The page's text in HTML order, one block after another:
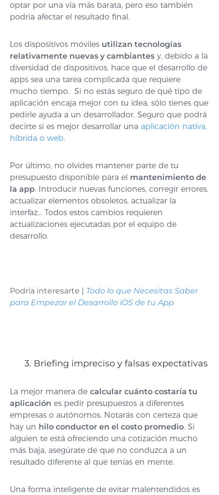
optar por una vía más barata, pero eso también
podría afectar el resultado final.
Los dispositivos móviles utilizan tecnologías
relativamente nuevas y cambiantes y, debido a la
diversidad de dispositivos, hace que el desarrollo de
apps sea una tarea complicada que requiere
mucho tiempo. Si no estás seguro de qué tipo de
aplicación encaja mejor con tu idea, sólo tienes que
pedirle ayuda a un desarrollador. Seguro que podrá
decirte si es mejor desarrollar una aplicación nativa,
híbrida o web.
Por último, no olvides mantener parte de tu
presupuesto disponible para el mantenimiento de
la app. Introducir nuevas funciones, corregir errores,
actualizar elementos obsoletos, actualizar la
interfaz… Todos estos cambios requieren
actualizaciones ejecutadas por el equipo de
desarrollo.
Podría interesarte | Todo lo que Necesitas Saber
para Empezar el Desarrollo iOS de tu App
3. Briefing impreciso y falsas expectativas
La mejor manera de calcular cuánto costaría tu
aplicación es pedir presupuestos a diferentes
empresas o autónomos. Notarás con certeza que
hay un hilo conductor en el costo promedio. Si
alguien te está ofreciendo una cotización mucho
más baja, asegúrate de que no conduzca a un
resultado diferente al que tenías en mente.
Una forma inteligente de evitar malentendidos es